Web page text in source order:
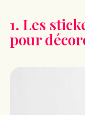
1. Les
pour